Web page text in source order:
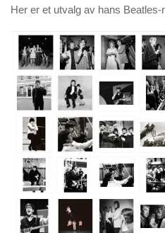
Her er et utvalg av hans Beatles-